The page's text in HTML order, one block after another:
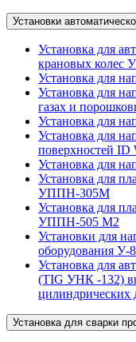
Установки
Установка для
крановых колес
Установка для
Установка для
газах и
Установка для
Установка для
поверхностей ID
Установка для
Установка для
УППН-305М
Установка для
УППН-505 М2
Установки для
оборудования У-
Установка для
(TIG УНК -132)
цилиндрических
Установка для сварки